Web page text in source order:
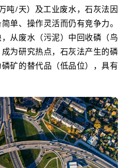
吨/天）及工业废水，石灰法因
单、操作灵活而仍有竞争力。
从废水（污泥）中回收磷（鸟
为研究热点，石灰法产生的磷
矿的替代品（低品位），具有